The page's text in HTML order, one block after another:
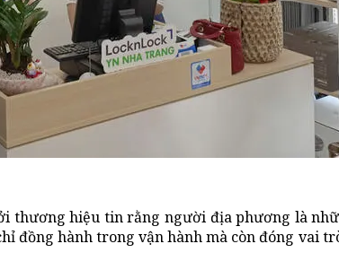
thương hiệu tin rằng người địa phương là
đồng hành trong vận hành mà còn đóng vai